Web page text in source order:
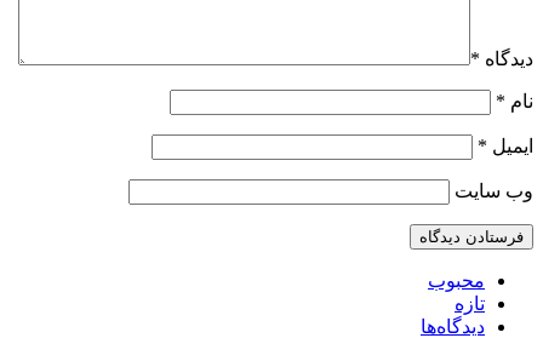
دیدگاه *
نام *
ایمیل *
وب‌ سایت
محبوب
تازه
دیدگاه‌ها